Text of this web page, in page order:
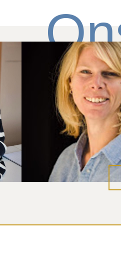
ESTER VAN
Mijn werk stopt niet bij
kind. Ook ouders en de
omgeving betrek ik
het traject
Lees meer